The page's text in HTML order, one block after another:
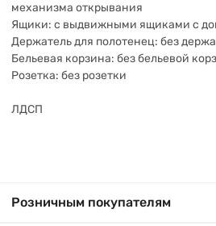
механизма открывания
Ящики: с выдвижными ящиками с
Держатель для полотенец: без
Бельевая корзина: без бельевой
Розетка: без розетки
ЛДСП
Розничным покупателям